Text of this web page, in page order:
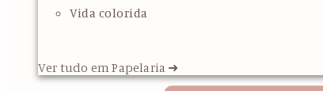
Vida colorida
Ver tudo em Papelaria ➜